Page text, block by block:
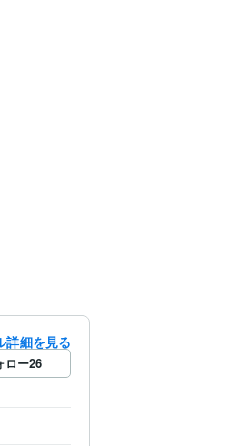
詳細を見る
ロー26